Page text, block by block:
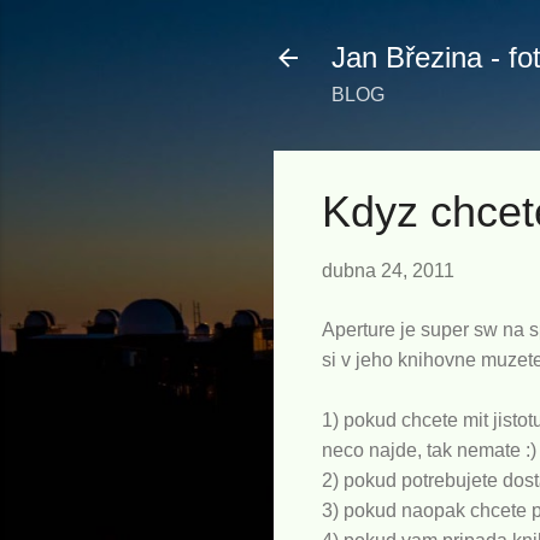
Jan Březina -
BLOG
Kdyz
dubna 24, 2011
Aperture je super sw na
si v jeho knihovne
1) pokud chcete mit
neco najde, tak nemate :)
2) pokud potrebujete
3) pokud naopak chcete